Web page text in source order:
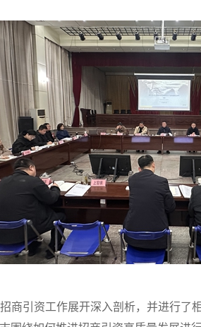
商引资工作展开深入剖析，并进行了